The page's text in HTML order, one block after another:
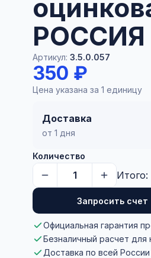
РОССИЯ
Артикул: 3.5.0.057
350 ₽
Цена указана за 1 единицу
Доставка
от 1 дня
Количество
Итого:
Запросить счет
Официальная гарантия
Безналичный расчет для
Доставка по всей России